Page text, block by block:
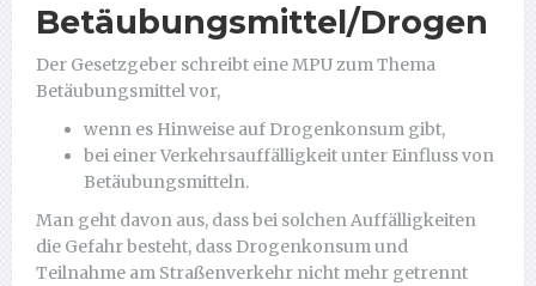
Betäubungsmittel/Drogen
Der Gesetzgeber schreibt eine MPU zum Thema
Betäubungsmittel vor,
wenn es Hinweise auf Drogenkonsum gibt,
bei einer Verkehrsauffälligkeit unter Einfluss von
Betäubungsmitteln.
Man geht davon aus, dass bei solchen Auffälligkeiten
die Gefahr besteht, dass Drogenkonsum und
Teilnahme am Straßenverkehr nicht mehr getrennt